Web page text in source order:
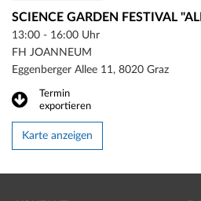
SCIENCE GARDEN FESTIVAL
13:00 - 16:00 Uhr
FH JOANNEUM
Eggenberger Allee 11, 8020 Graz
Termin
exportieren
Karte anzeigen